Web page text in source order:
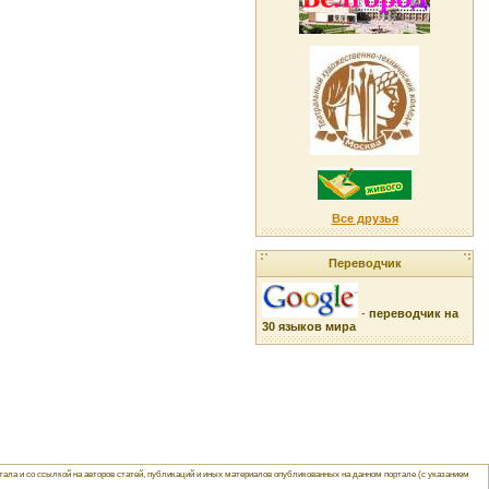
Все друзья
Переводчик
- переводчик на
30 языков мира
и со ссылкой на авторов статей, публикаций и иных материалов опубликованных на данном портале (с указанием